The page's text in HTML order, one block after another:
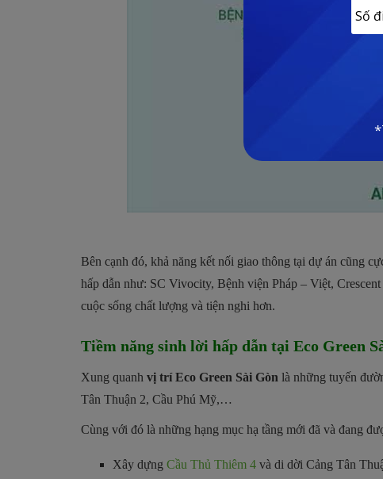
Bên cạnh đó, khả năng kết nối giao thông tại dự án cũng
hấp dẫn như: SC Vivocity, Bệnh viện Pháp – Việt,
cuộc sống chất lượng và tiện nghi hơn.
Tiềm năng sinh lời hấp dẫn tại Eco Green
Xung quanh vị trí Eco Green Sài Gòn là những tuyến
Tân Thuận 2, Cầu Phú Mỹ,…
Cùng với đó là những hạng mục hạ tầng mới đã và đang
Xây dựng Cầu Thủ Thiêm 4 và di dời Cảng Tân